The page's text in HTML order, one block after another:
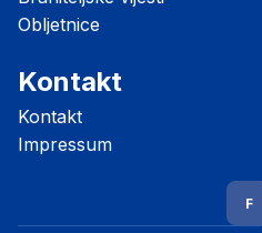
Obljetnice
Kontakt
Kontakt
Impressum
F